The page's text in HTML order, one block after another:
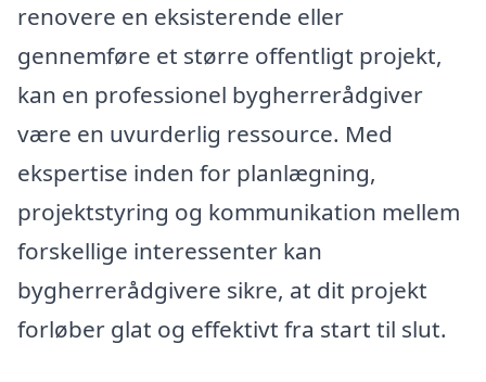
renovere en eksisterende eller
gennemføre et større offentligt projekt,
kan en professionel bygherrerådgiver
være en uvurderlig ressource. Med
ekspertise inden for planlægning,
projektstyring og kommunikation mellem
forskellige interessenter kan
bygherrerådgivere sikre, at dit projekt
forløber glat og effektivt fra start til slut.